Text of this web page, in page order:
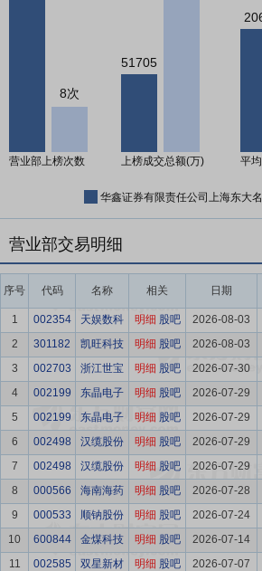
8次
营业部上榜次数
51705
上榜成交总额(万) 平
华鑫证券有限责任公司上海东大
营业部交易明细
序号 代码 名称 相关 日期
1
002354 天娱数科 明细 股吧 2026-08-03
2
301182 凯旺科技 明细 股吧 2026-08-03
3
002703 浙江世宝 明细 股吧 2026-07-30
4
002199 东晶电子 明细 股吧 2026-07-29
5
002199 东晶电子 明细 股吧 2026-07-29
6
002498 汉缆股份 明细 股吧 2026-07-29
7
002498 汉缆股份 明细 股吧 2026-07-29
8
000566 海南海药 明细 股吧 2026-07-28
9
000533 顺钠股份 明细 股吧 2026-07-24
10
600844 金煤科技 明细 股吧 2026-07-14
11
002585 双星新材 明细 股吧 2026-07-07